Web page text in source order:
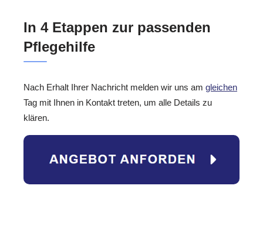
In 4 Etappen zur passenden
Pflegehilfe
Nach Erhalt Ihrer Nachricht melden wir uns am gleichen
Tag mit Ihnen in Kontakt treten, um alle Details zu
klären.